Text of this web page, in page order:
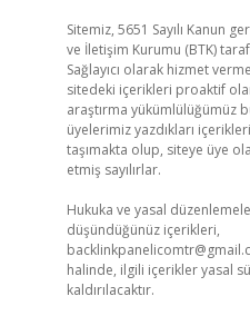
Sitemiz, 5651 Sayılı Kanun
ve İletişim Kurumu (BTK)
Sağlayıcı olarak hizmet
sitedeki içerikleri proaktif
araştırma yükümlülüğümüz
üyelerimiz yazdıkları
taşımakta olup, siteye üye
etmiş sayılırlar.
Hukuka ve yasal
düşündüğünüz içerikleri,
halinde, ilgili içerikler yasal
kaldırılacaktır.